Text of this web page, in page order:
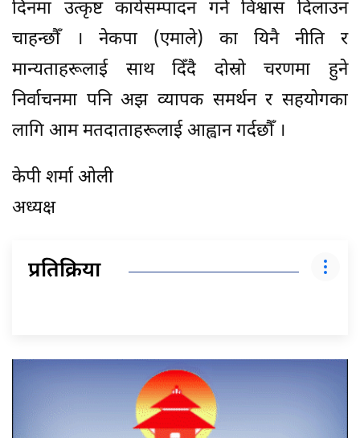
दिनमा उत्कृष्ट कार्यसम्पादन गर्ने विश्वास दिलाउन
चाहन्छौँ । नेकपा (एमाले) का यिनै नीति र
मान्यताहरूलाई साथ दिँदै दोस्रो चरणमा हुने
निर्वाचनमा पनि अझ व्यापक समर्थन र सहयोगका
लागि आम मतदाताहरूलाई आह्वान गर्दछौँ ।
केपी शर्मा ओली
अध्यक्ष
प्रतिक्रिया